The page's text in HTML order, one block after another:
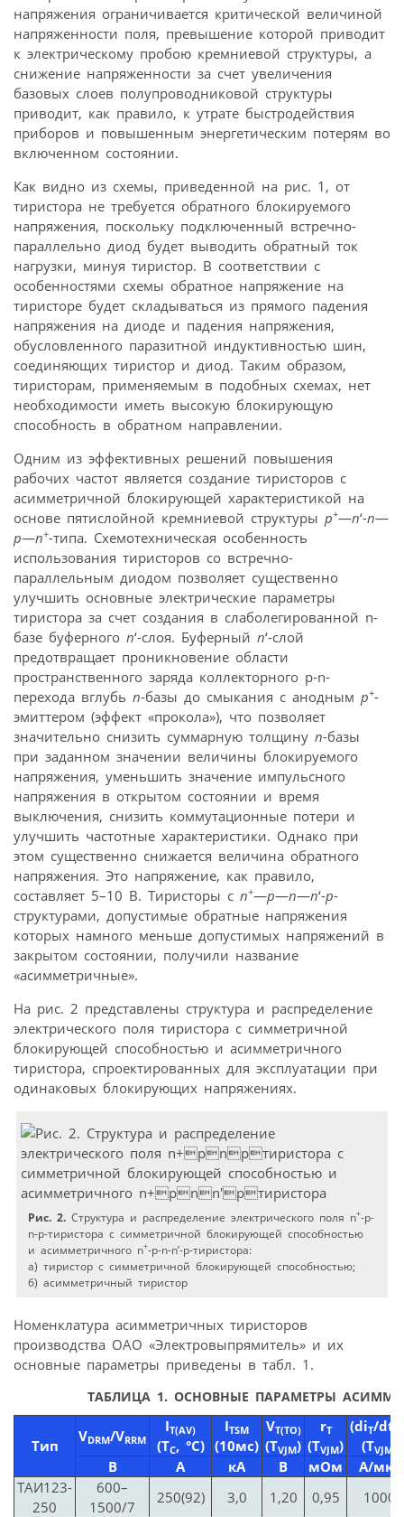
напряжения ограничивается критической величиной
напряженности поля, превышение которой приводит
к электрическому пробою кремниевой структуры, а
снижение напряженности за счет увеличения
базовых слоев полупроводниковой структуры
приводит, как правило, к утрате быстродействия
приборов и повышенным энергетическим потерям во
включенном состоянии.
Как видно из схемы, приведенной на рис. 1, от
тиристора не требуется обратного блокируемого
напряжения, поскольку подключенный встречно-
параллельно диод будет выводить обратный ток
нагрузки, минуя тиристор. В соответствии с
особенностями схемы обратное напряжение на
тиристоре будет складываться из прямого падения
напряжения на диоде и падения напряжения,
обусловленного паразитной индуктивностью шин,
соединяющих тиристор и диод. Таким образом,
тиристорам, применяемым в подобных схемах, нет
необходимости иметь высокую блокирующую
способность в обратном направлении.
Одним из эффективных решений повышения
рабочих частот является создание тиристоров с
асимметричной блокирующей характеристикой на
основе пятислойной кремниевой структуры p+—n‘-n—
p—n+-типа. Схемотехническая особенность
использования тиристоров со встречно-
параллельным диодом позволяет существенно
улучшить основные электрические параметры
тиристора за счет создания в слаболегированной n-
базе буферного n‘-слоя. Буферный n‘-слой
предотвращает проникновение области
пространственного заряда коллекторного p-n-
перехода вглубь n-базы до смыкания с анодным p+-
эмиттером (эффект «прокола»), что позволяет
значительно снизить суммарную толщину n-базы
при заданном значении величины блокируемого
напряжения, уменьшить значение импульсного
напряжения в открытом состоянии и время
выключения, снизить коммутационные потери и
улучшить частотные характеристики. Однако при
этом существенно снижается величина обратного
напряжения. Это напряжение, как правило,
составляет 5–10 В. Тиристоры с n+—p—n—n‘-p-
структурами, допустимые обратные напряжения
которых намного меньше допустимых напряжений в
закрытом состоянии, получили название
«асимметричные».
На рис. 2 представлены структура и распределение
электрического поля тиристора с симметричной
блокирующей способностью и асимметричного
тиристора, спроектированных для эксплуатации при
одинаковых блокирующих напряжениях.
Рис. 2. Структура и распределение электрического поля n+-p-
n-p-тиристора с симметричной блокирующей способностью
и асимметричного n+-p-n-n’-p-тиристора:
а) тиристор с симметричной блокирующей способностью;
б) асимметричный тиристор
Номенклатура асимметричных тиристоров
производства ОАО «Электровыпрямитель» и их
основные параметры приведены в табл. 1.
ТАБЛИЦА 1. ОСНОВНЫЕ ПАРАМЕТРЫ
Тип
VDRM/VRRM
IT(AV)
(TC, °C)
ITSM
(10мс)
VT(TO)
(TVJM)
rT
(TVJM)
(diT/dt)
(TVJM
В
А кА В мОм
A/мкс
ТАИ123-
250
600–
1500/7
250(92) 3,0 1,20 0,95
1000